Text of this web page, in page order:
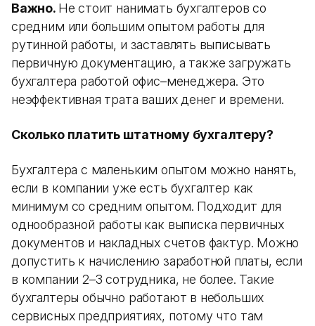
Важно. Не стоит нанимать бухгалтеров со
средним или большим опытом работы для
рутинной работы, и заставлять выписывать
первичную документацию, а также загружать
бухгалтера работой офис–менеджера. Это
неэффективная трата ваших денег и времени.
Сколько платить штатному бухгалтеру?
Бухгалтера с маленьким опытом можно нанять,
если в компании уже есть бухгалтер как
минимум со средним опытом. Подходит для
однообразной работы как выписка первичных
документов и накладных счетов фактур. Можно
допустить к начислению заработной платы, если
в компании 2–3 сотрудника, не более. Такие
бухгалтеры обычно работают в небольших
сервисных предприятиях, потому что там